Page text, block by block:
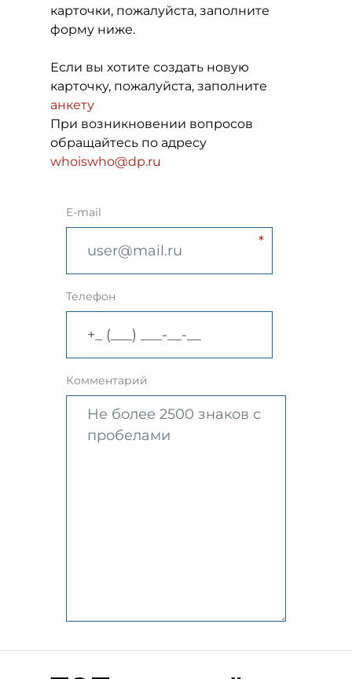
карточки, пожалуйста, заполните
форму ниже.
Если вы хотите создать новую
карточку, пожалуйста, заполните
анкету
При возникновении вопросов
обращайтесь по адресу
whoiswho@dp.ru
E-mail
Телефон
Комментарий